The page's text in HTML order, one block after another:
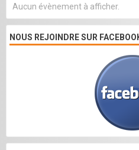
Aucun évènement à afficher.
NOUS REJOINDRE SUR